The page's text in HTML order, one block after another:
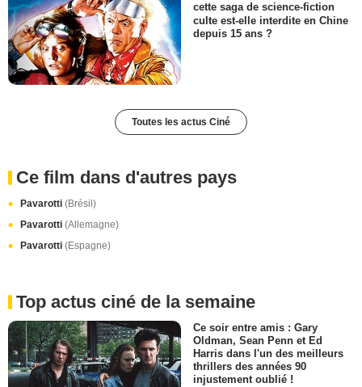
cette saga de science-fiction
culte est-elle interdite en Chine
depuis 15 ans ?
Toutes les actus Ciné
Ce film dans d'autres pays
Pavarotti (Brésil)
Pavarotti (Allemagne)
Pavarotti (Espagne)
Top actus ciné de la semaine
Ce soir entre amis : Gary
Oldman, Sean Penn et Ed
Harris dans l'un des meilleurs
thrillers des années 90
injustement oublié !